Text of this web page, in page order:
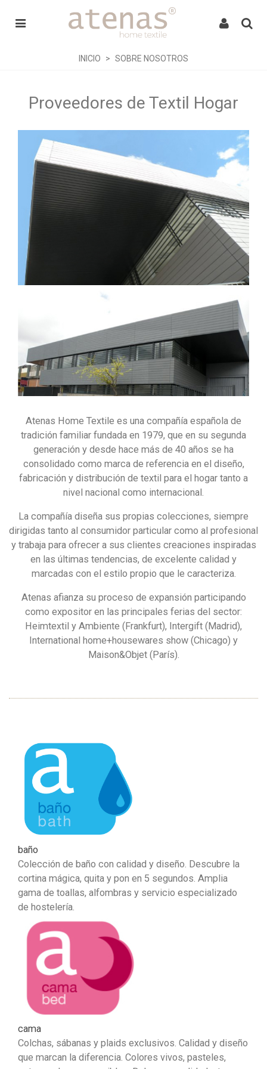
INICIO > SOBRE NOSOTROS
Proveedores de Textil Hogar
Atenas Home Textile es una compañía española de
tradición familiar fundada en 1979, que en su segunda
generación y desde hace más de 40 años se ha
consolidado como marca de referencia en el diseño,
fabricación y distribución de textil para el hogar tanto a
nivel nacional como internacional.
La compañía diseña sus propias colecciones, siempre
dirigidas tanto al consumidor particular como al profesional
y trabaja para ofrecer a sus clientes creaciones inspiradas
en las últimas tendencias, de excelente calidad y
marcadas con el estilo propio que le caracteriza.
Atenas afianza su proceso de expansión participando
como expositor en las principales ferias del sector:
Heimtextil y Ambiente (Frankfurt), Intergift (Madrid),
International home+housewares show (Chicago) y
Maison&Objet (París).
baño
Colección de baño con calidad y diseño. Descubre la
cortina mágica, quita y pon en 5 segundos. Amplia
gama de toallas, alfombras y servicio especializado
de hostelería.
cama
Colchas, sábanas y plaids exclusivos. Calidad y diseño
que marcan la diferencia. Colores vivos, pasteles,